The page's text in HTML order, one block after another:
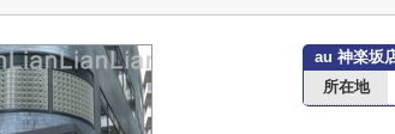
au 神楽坂
所在地